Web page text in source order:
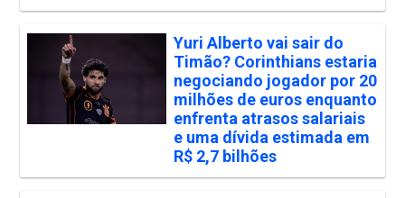
Yuri Alberto vai sair do
Timão? Corinthians estaria
negociando jogador por 20
milhões de euros enquanto
enfrenta atrasos salariais
e uma dívida estimada em
R$ 2,7 bilhões